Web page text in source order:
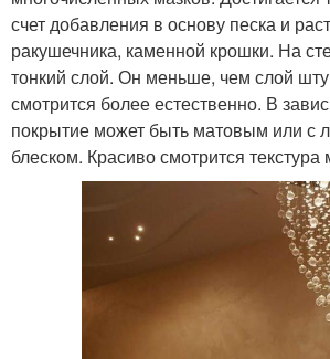
счет добавления в основу песка и
ракушечника, каменной крошки. На
тонкий слой. Он меньше, чем слой
смотрится более естественно. В
покрытие может быть матовым или с
блеском. Красиво смотрится текстура